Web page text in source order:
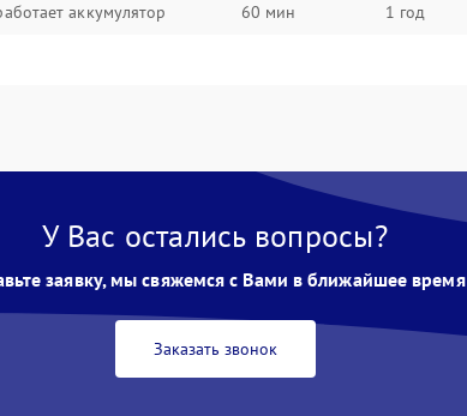
аккумулятор 60 мин 1 год
У Вас остались вопросы?
заявку, мы свяжемся с Вами в ближайшее время
Заказать звонок